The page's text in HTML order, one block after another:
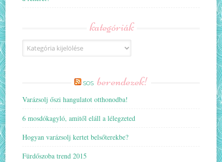
kategóriák
Kategóriák
SOS berendezek!
Varázsolj őszi hangulatot otthonodba!
6 mosdókagyló, amitől eláll a lélegzeted
Hogyan varázsolj kertet belsőterekbe?
Fürdőszoba trend 2015